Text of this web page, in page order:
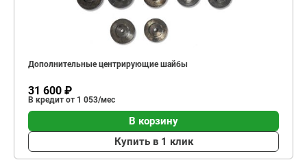
Дополнительные центрирующие шайбы
31 600 ₽
В кредит от 1 053/мес
В корзину
Купить в 1 клик